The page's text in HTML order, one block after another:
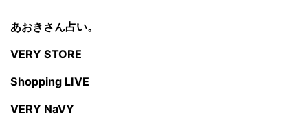
あおきさん占い。
VERY STORE
Shopping LIVE
VERY NaVY